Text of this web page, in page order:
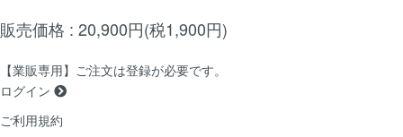
販売価格 : 20,900円(税1,900円)
【業販専用】ご注文は登録が必要です。
ログイン
ご利用規約